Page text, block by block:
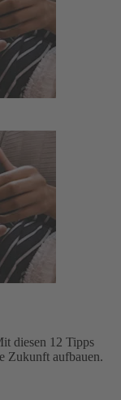
diesen 12 Tipps
Zukunft aufbauen.